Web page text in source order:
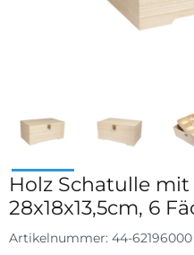
Holz Schatulle
28x18x13,5cm, 6
Artikelnummer: 44-62196000